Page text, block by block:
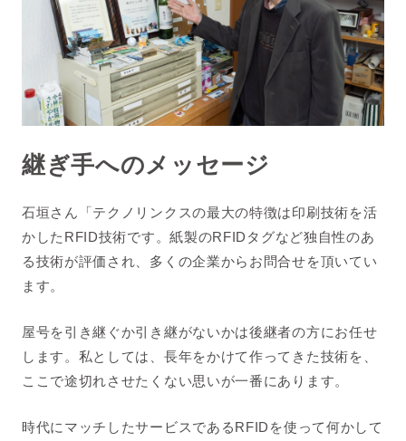
継ぎ手へのメッセージ
石垣さん「テクノリンクスの最大の特徴は印刷技術を活
かしたRFID技術です。紙製のRFIDタグなど独自性のあ
る技術が評価され、多くの企業からお問合せを頂いてい
ます。
屋号を引き継ぐか引き継がないかは後継者の方にお任せ
します。私としては、長年をかけて作ってきた技術を、
ここで途切れさせたくない思いが一番にあります。
時代にマッチしたサービスであるRFIDを使って何かして